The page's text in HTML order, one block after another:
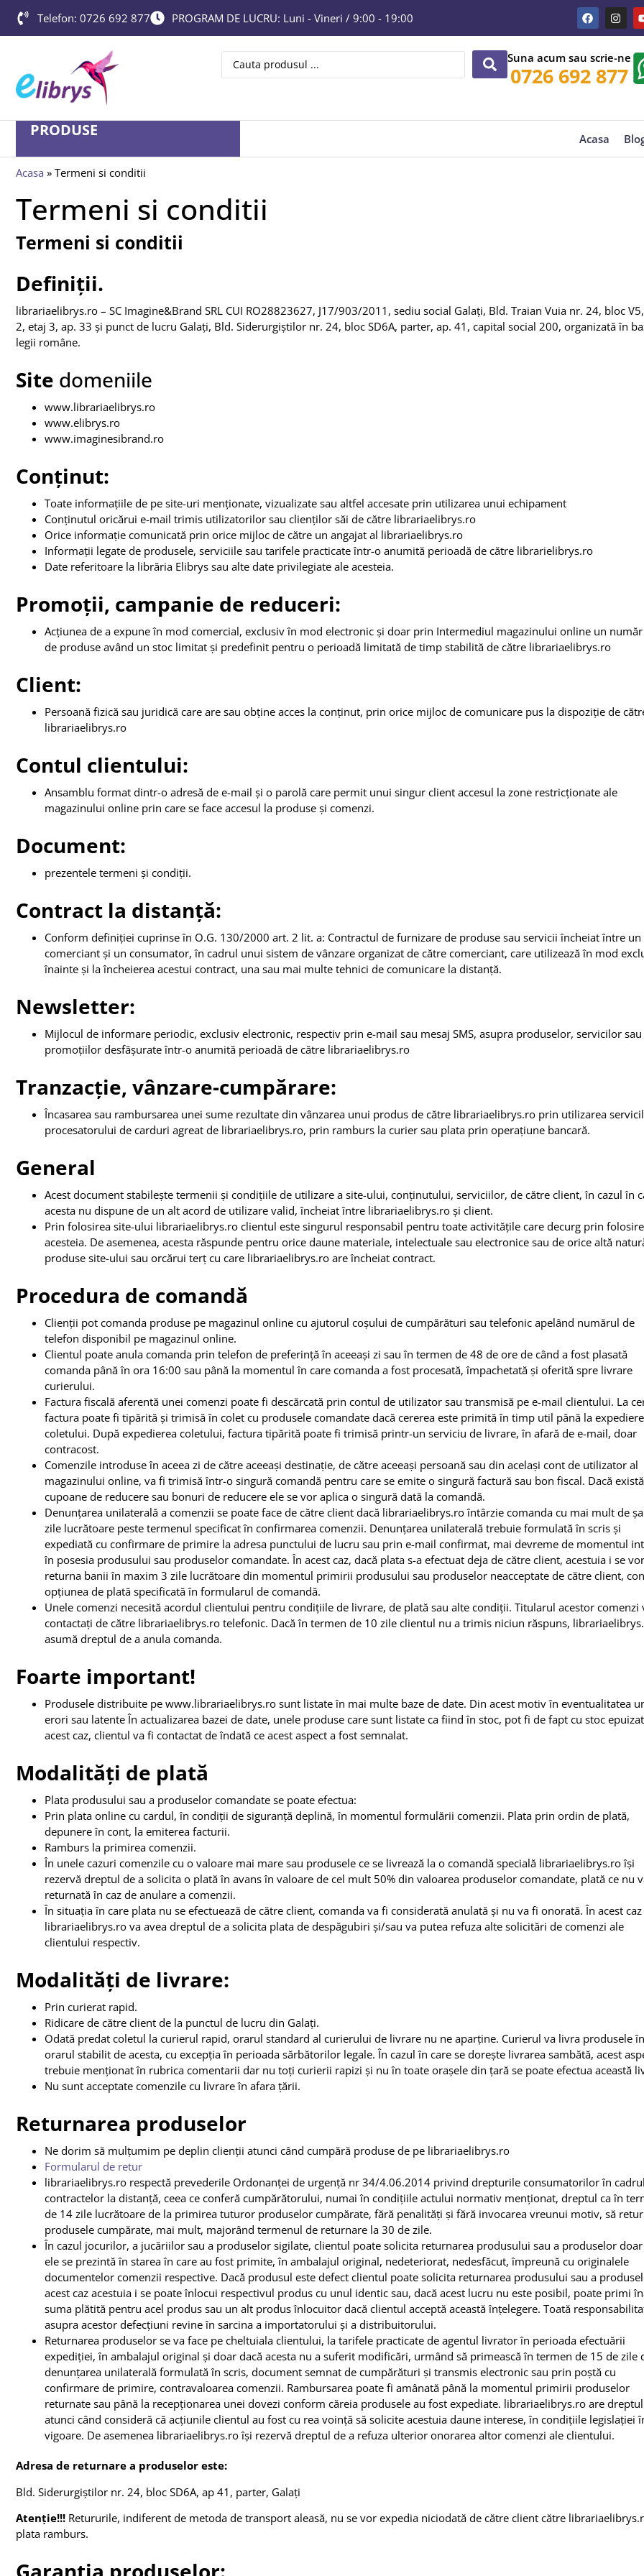
Telefon: 0726 692 877 PROGRAM DE LUCRU: Luni - Vineri / 9:00 - 19:00
Suna acum sau scrie-ne
0726 692 877
PRODUSE Acasa
Acasa » Termeni si conditii
Termeni si conditii
Termeni si conditii
Definiții.
librariaelibrys.ro – SC Imagine&Brand SRL CUI RO28823627, J17/903/2011, sediu social Galați, Bld. Traian Vuia nr. 24, bloc
2, etaj 3, ap. 33 și punct de lucru Galați, Bld. Siderurgiștilor nr. 24, bloc SD6A, parter, ap. 41, capital social 200, organizată în
legii române.
Site domeniile
www.librariaelibrys.ro
www.elibrys.ro
www.imaginesibrand.ro
Conținut:
Toate informațiile de pe site-uri menționate, vizualizate sau altfel accesate prin utilizarea unui echipament
Conținutul oricărui e-mail trimis utilizatorilor sau clienților săi de către librariaelibrys.ro
Orice informație comunicată prin orice mijloc de către un angajat al librariaelibrys.ro
Informații legate de produsele, serviciile sau tarifele practicate într-o anumită perioadă de către librarielibrys.ro
Date referitoare la librăria Elibrys sau alte date privilegiate ale acesteia.
Promoții, campanie de reduceri:
Acțiunea de a expune în mod comercial, exclusiv în mod electronic și doar prin Intermediul magazinului online un
de produse având un stoc limitat și predefinit pentru o perioadă limitată de timp stabilită de către librariaelibrys.ro
Client:
Persoană fizică sau juridică care are sau obține acces la conținut, prin orice mijloc de comunicare pus la dispoziție de
librariaelibrys.ro
Contul clientului:
Ansamblu format dintr-o adresă de e-mail și o parolă care permit unui singur client accesul la zone restricționate ale
magazinului online prin care se face accesul la produse și comenzi.
Document:
prezentele termeni și condiții.
Contract la distanță:
Conform definiției cuprinse în O.G. 130/2000 art. 2 lit. a: Contractul de furnizare de produse sau servicii încheiat între un
comerciant și un consumator, în cadrul unui sistem de vânzare organizat de către comerciant, care utilizează în mod
înainte și la încheierea acestui contract, una sau mai multe tehnici de comunicare la distanță.
Newsletter:
Mijlocul de informare periodic, exclusiv electronic, respectiv prin e-mail sau mesaj SMS, asupra produselor, servicilor sau
promoțiilor desfășurate într-o anumită perioadă de către librariaelibrys.ro
Tranzacție, vânzare-cumpărare:
Încasarea sau rambursarea unei sume rezultate din vânzarea unui produs de către librariaelibrys.ro prin utilizarea
procesatorului de carduri agreat de librariaelibrys.ro, prin ramburs la curier sau plata prin operațiune bancară.
General
Acest document stabilește termenii și condițiile de utilizare a site-ului, conținutului, serviciilor, de către client, în cazul în
acesta nu dispune de un alt acord de utilizare valid, încheiat între librariaelibrys.ro și client.
Prin folosirea site-ului librariaelibrys.ro clientul este singurul responsabil pentru toate activitățile care decurg prin
acesteia. De asemenea, acesta răspunde pentru orice daune materiale, intelectuale sau electronice sau de orice altă
produse site-ului sau orcărui terț cu care librariaelibrys.ro are încheiat contract.
Procedura de comandă
Clienții pot comanda produse pe magazinul online cu ajutorul coșului de cumpărături sau telefonic apelând numărul de
telefon disponibil pe magazinul online.
Clientul poate anula comanda prin telefon de preferință în aceeași zi sau în termen de 48 de ore de când a fost plasată
comanda până în ora 16:00 sau până la momentul în care comanda a fost procesată, împachetată și oferită spre livrare
curierului.
Factura fiscală aferentă unei comenzi poate fi descărcată prin contul de utilizator sau transmisă pe e-mail clientului. La
factura poate fi tipărită și trimisă în colet cu produsele comandate dacă cererea este primită în timp util până la
coletului. După expedierea coletului, factura tipărită poate fi trimisă printr-un serviciu de livrare, în afară de e-mail, doar
contracost.
Comenzile introduse în aceea zi de către aceeași destinație, de către aceeași persoană sau din același cont de utilizator al
magazinului online, va fi trimisă într-o singură comandă pentru care se emite o singură factură sau bon fiscal. Dacă există
cupoane de reducere sau bonuri de reducere ele se vor aplica o singură dată la comandă.
Denunțarea unilaterală a comenzii se poate face de către client dacă librariaelibrys.ro întârzie comanda cu mai mult de
zile lucrătoare peste termenul specificat în confirmarea comenzii. Denunțarea unilaterală trebuie formulată în scris și
expediată cu confirmare de primire la adresa punctului de lucru sau prin e-mail confirmat, mai devreme de momentul
în posesia produsului sau produselor comandate. În acest caz, dacă plata s-a efectuat deja de către client, acestuia i se vor
returna banii în maxim 3 zile lucrătoare din momentul primirii produsului sau produselor neacceptate de către client,
opțiunea de plată specificată în formularul de comandă.
Unele comenzi necesită acordul clientului pentru condițiile de livrare, de plată sau alte condiții. Titularul acestor comenzi
contactați de către librariaelibrys.ro telefonic. Dacă în termen de 10 zile clientul nu a trimis niciun răspuns,
asumă dreptul de a anula comanda.
Foarte important!
Produsele distribuite pe www.librariaelibrys.ro sunt listate în mai multe baze de date. Din acest motiv în eventualitatea
erori sau latente În actualizarea bazei de date, unele produse care sunt listate ca fiind în stoc, pot fi de fapt cu stoc
acest caz, clientul va fi contactat de îndată ce acest aspect a fost semnalat.
Modalități de plată
Plata produsului sau a produselor comandate se poate efectua:
Prin plata online cu cardul, în condiții de siguranță deplină, în momentul formulării comenzii. Plata prin ordin de plată,
depunere în cont, la emiterea facturii.
Ramburs la primirea comenzii.
În unele cazuri comenzile cu o valoare mai mare sau produsele ce se livrează la o comandă specială librariaelibrys.ro își
rezervă dreptul de a solicita o plată în avans în valoare de cel mult 50% din valoarea produselor comandate, plată ce nu
returnată în caz de anulare a comenzii.
În situația în care plata nu se efectuează de către client, comanda va fi considerată anulată și nu va fi onorată. În acest caz
librariaelibrys.ro va avea dreptul de a solicita plata de despăgubiri și/sau va putea refuza alte solicitări de comenzi ale
clientului respectiv.
Modalități de livrare:
Prin curierat rapid.
Ridicare de către client de la punctul de lucru din Galați.
Odată predat coletul la curierul rapid, orarul standard al curierului de livrare nu ne aparține. Curierul va livra produsele în
orarul stabilit de acesta, cu excepția în perioada sărbătorilor legale. În cazul în care se dorește livrarea sambătă, acest
trebuie menționat în rubrica comentarii dar nu toți curierii rapizi și nu în toate orașele din țară se poate efectua această
Nu sunt acceptate comenzile cu livrare în afara țării.
Returnarea produselor
Ne dorim să mulțumim pe deplin clienții atunci când cumpără produse de pe librariaelibrys.ro
Formularul de retur
librariaelibrys.ro respectă prevederile Ordonanței de urgență nr 34/4.06.2014 privind drepturile consumatorilor în cadrul
contractelor la distanță, ceea ce conferă cumpărătorului, numai în condițiile actului normativ menționat, dreptul ca în
de 14 zile lucrătoare de la primirea tuturor produselor cumpărate, fără penalități și fără invocarea vreunui motiv, să
produsele cumpărate, mai mult, majorând termenul de returnare la 30 de zile.
În cazul jocurilor, a jucăriilor sau a produselor sigilate, clientul poate solicita returnarea produsului sau a produselor doar
ele se prezintă în starea în care au fost primite, în ambalajul original, nedeteriorat, nedesfăcut, împreună cu originalele
documentelor comenzii respective. Dacă produsul este defect clientul poate solicita returnarea produsului sau a
acest caz acestuia i se poate înlocui respectivul produs cu unul identic sau, dacă acest lucru nu este posibil, poate primi
suma plătită pentru acel produs sau un alt produs înlocuitor dacă clientul acceptă această înțelegere. Toată
asupra acestor defecțiuni revine în sarcina a importatorului și a distribuitorului.
Returnarea produselor se va face pe cheltuiala clientului, la tarifele practicate de agentul livrator în perioada efectuării
expediției, în ambalajul original și doar dacă acesta nu a suferit modificări, urmând să primească în termen de 15 de zile
denunțarea unilaterală formulată în scris, document semnat de cumpărături și transmis electronic sau prin poștă cu
confirmare de primire, contravaloarea comenzii. Rambursarea poate fi amânată până la momentul primirii produselor
returnate sau până la recepționarea unei dovezi conform căreia produsele au fost expediate. librariaelibrys.ro are
atunci când consideră că acțiunile clientul au fost cu rea voință să solicite acestuia daune interese, în condițiile legislației
vigoare. De asemenea librariaelibrys.ro își rezervă dreptul de a refuza ulterior onorarea altor comenzi ale clientului.
Adresa de returnare a produselor este:
Bld. Siderurgiștilor nr. 24, bloc SD6A, ap 41, parter, Galați
Atenție!!! Retururile, indiferent de metoda de transport aleasă, nu se vor expedia niciodată de către client către
plata ramburs.